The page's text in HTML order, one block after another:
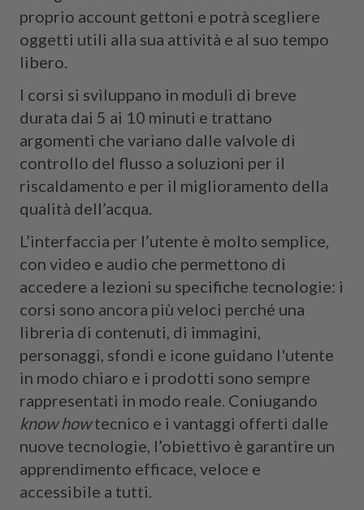
proprio account gettoni e potrà scegliere
oggetti utili alla sua attività e al suo tempo
libero.
I corsi si sviluppano in moduli di breve
durata dai 5 ai 10 minuti e trattano
argomenti che variano dalle valvole di
controllo del flusso a soluzioni per il
riscaldamento e per il miglioramento della
qualità dell’acqua.
L’interfaccia per l’utente è molto semplice,
con video e audio che permettono di
accedere a lezioni su specifiche tecnologie: i
corsi sono ancora più veloci perché una
libreria di contenuti, di immagini,
personaggi, sfondi e icone guidano l'utente
in modo chiaro e i prodotti sono sempre
rappresentati in modo reale. Coniugando
know howtecnico e i vantaggi offerti dalle
nuove tecnologie, l’obiettivo è garantire un
apprendimento efficace, veloce e
accessibile a tutti.